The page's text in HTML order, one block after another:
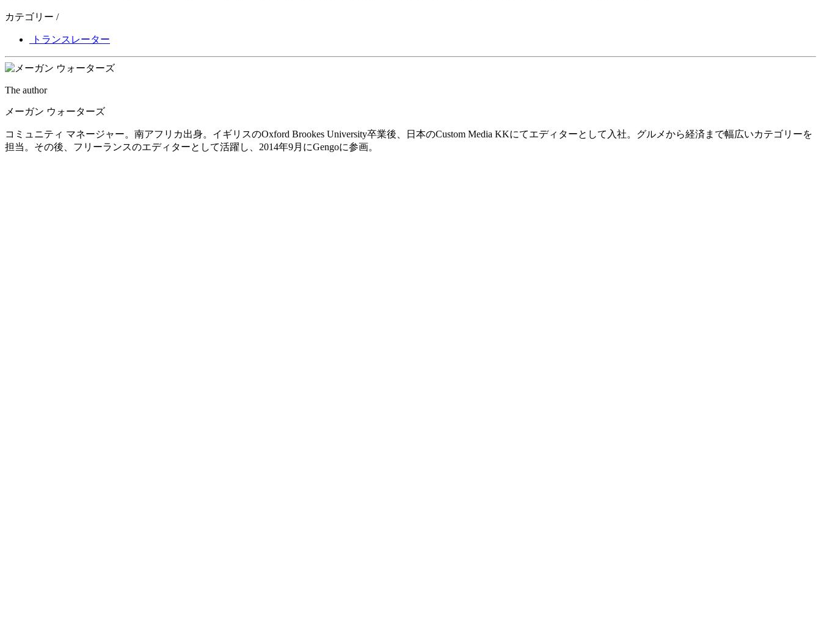
カテゴリー /
トランスレーター
The author
メーガン ウォーターズ
コミュニティ マネージャー。南アフリカ出身。イギリスのOxford Brookes University卒業後、日本のCustom Media KKにてエディターとして入社。グルメから経済まで幅広いカテゴリーを
担当。その後、フリーランスのエディターとして活躍し、2014年9月にGengoに参画。